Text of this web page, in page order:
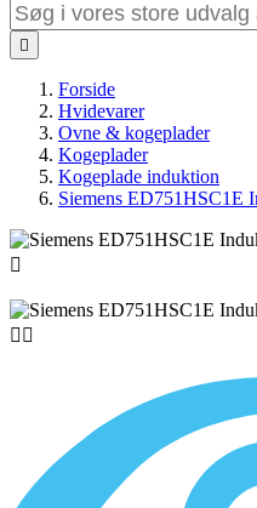

Forside
Hvidevarer
Ovne & kogeplader
Kogeplader
Kogeplade induktion
Siemens ED751HSC1E

 